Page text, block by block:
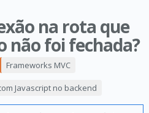
na rota que
não foi fechada?
Frameworks MVC
Javascript no backend